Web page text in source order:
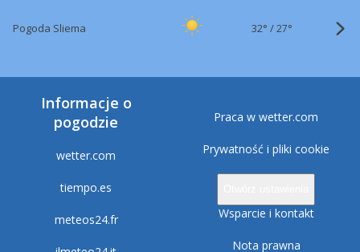
Pogoda Sliema 32° /27°
Informacje o
pogodzie
wetter.com
tiempo.es
meteos24.fr
Praca w wetter.com
Prywatność i pliki cookie
Wsparcie i kontakt
Nota prawna